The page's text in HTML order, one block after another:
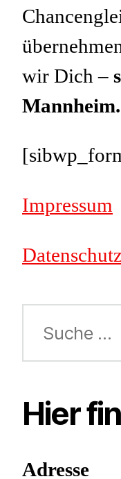
wir Dich –
Mannheim.
Impressum
nach:
Hier
Adresse